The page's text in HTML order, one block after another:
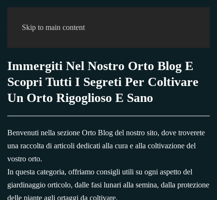
Skip to main content
Immergiti Nel Nostro Orto Blog E
Scopri Tutti I Segreti Per Coltivare
Un Orto Rigoglioso E Sano
Benvenuti nella sezione Orto Blog del nostro sito, dove troverete
una raccolta di articoli dedicati alla cura e alla coltivazione del
vostro orto.
In questa categoria, offriamo consigli utili su ogni aspetto del
giardinaggio orticolo, dalle fasi lunari alla semina, dalla protezione
delle piante agli ortaggi da coltivare.